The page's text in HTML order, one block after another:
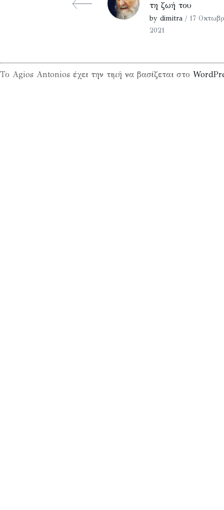
τη ζωή του
by dimitra / 17
2021
Το Agios Antonios έχει την τιμή να βασίζεται στο